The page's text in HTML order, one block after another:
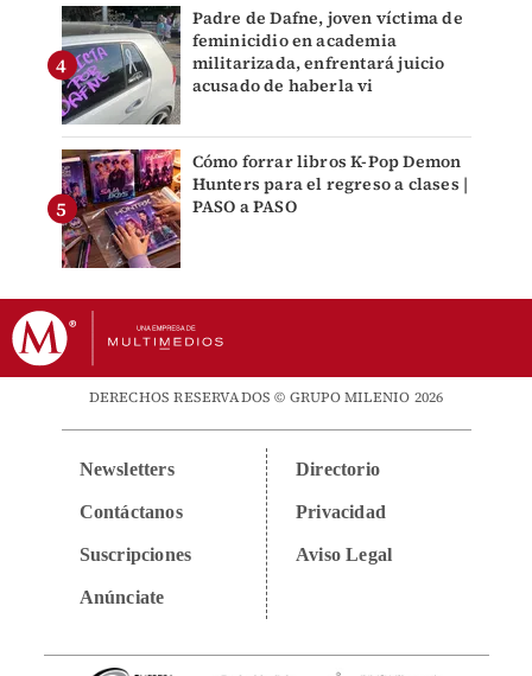
Padre de Dafne, joven víctima de
feminicidio en academia
militarizada, enfrentará juicio
acusado de haberla vi
Cómo forrar libros K-Pop Demon
Hunters para el regreso a clases |
PASO a PASO
DERECHOS RESERVADOS © GRUPO MILENIO 2026
Newsletters
Contáctanos
Suscripciones
Anúnciate
Directorio
Privacidad
Aviso Legal